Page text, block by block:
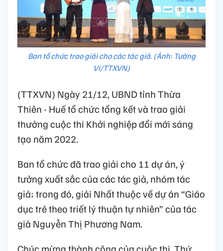
Ban tổ chức trao giải cho các tác giả. (Ảnh: Tường
Vi/TTXVN)
(TTXVN) Ngày 21/12, UBND tỉnh Thừa
Thiên - Huế tổ chức tổng kết và trao giải
thưởng cuộc thi Khởi nghiệp đổi mới sáng
tạo năm 2022.
Ban tổ chức đã trao giải cho 11 dự án, ý
tưởng xuất sắc của các tác giả, nhóm tác
giả; trong đó, giải Nhất thuộc về dự án “Giáo
dục trẻ theo triết lý thuận tự nhiên” của tác
giả Nguyễn Thị Phương Nam.
Chúc mừng thành công của cuộc thi, Thứ